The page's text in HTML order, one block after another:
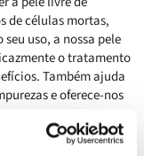
de células mortas,
uso, a nossa pele
o tratamento
Também ajuda
e oferece-nos
foi submetida a